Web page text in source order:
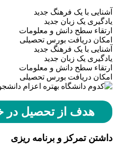
آشنایی با یک فرهنگ جدید
یادگیری یک زبان جدید
ارتقاء سطح دانش و معلومات
امکان دریافت بورس تحصیلی
آشنایی با یک فرهنگ جدید
یادگیری یک زبان جدید
ارتقاء سطح دانش و معلومات
امکان دریافت بورس تحصیلی
هدف از تحصیل در
داشتن تمرکز و برنامه ریزی